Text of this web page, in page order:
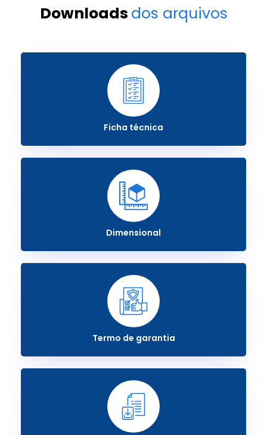
Downloads dos arquivos
Ficha técnica
Dimensional
Termo de garantia